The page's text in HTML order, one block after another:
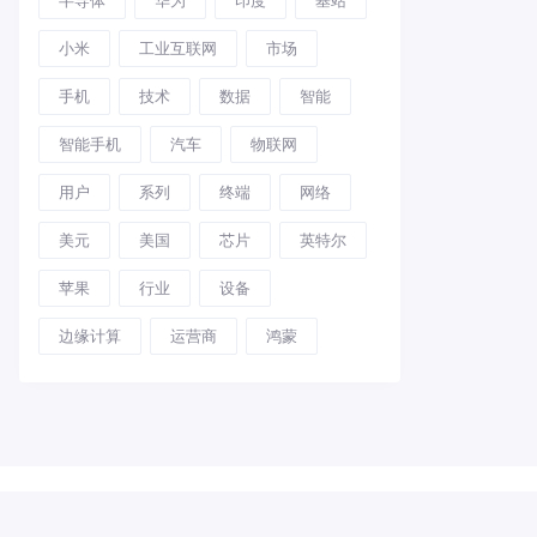
小米 工业互联网 市场
手机 技术 数据 智能
智能手机 汽车 物联网
用户 系列 终端 网络
美元 美国 芯片 英特尔
苹果 行业 设备
边缘计算 运营商 鸿蒙